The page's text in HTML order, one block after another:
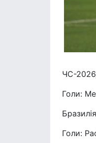
ЧС-
Голи:
Голи: